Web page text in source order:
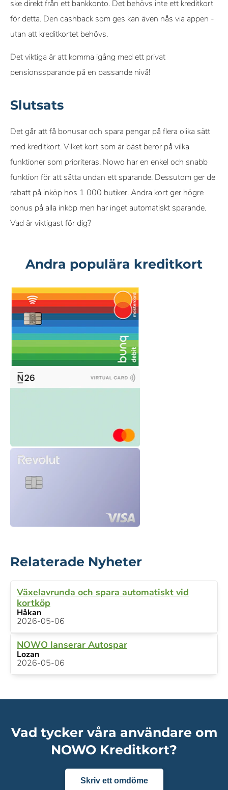
ske direkt från ett bankkonto. Det behövs inte ett kreditkort
för detta. Den cashback som ges kan även nås via appen -
utan att kreditkortet behövs.
Det viktiga är att komma igång med ett privat
pensionssparande på en passande nivå!
Slutsats
Det går att få bonusar och spara pengar på flera olika sätt
med kreditkort. Vilket kort som är bäst beror på vilka
funktioner som prioriteras. Nowo har en enkel och snabb
funktion för att sätta undan ett sparande. Dessutom ger de
rabatt på inköp hos 1 000 butiker. Andra kort ger högre
bonus på alla inköp men har inget automatiskt sparande.
Vad är viktigast för dig?
Andra populära kreditkort
Relaterade Nyheter
Växelavrunda och spara automatiskt vid
kortköp
Håkan
2026-05-06
NOWO lanserar Autospar
Lozan
2026-05-06
Vad tycker våra användare om
NOWO Kreditkort?
Skriv ett omdöme